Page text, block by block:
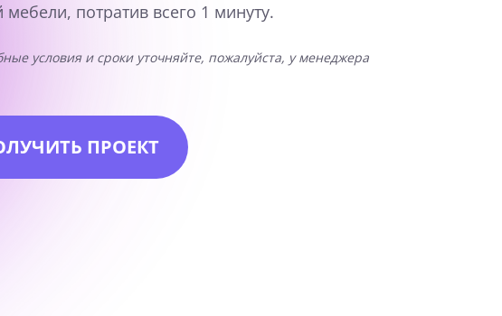
мебели, потратив всего 1 минуту.
условия и сроки уточняйте, пожалуйста, у менеджера
ПРОЕКТ